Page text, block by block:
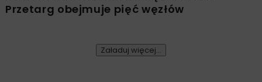
Przetarg obejmuje pięć węzłów
Załaduj więcej...